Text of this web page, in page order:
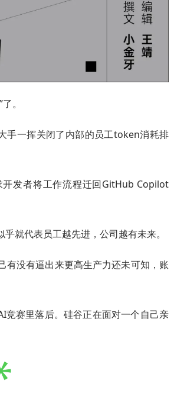
。
手一挥关闭了内部的员工token消耗排
发者将工作流程迁回GitHub Copilot
就代表员工越先进，公司越有未来。
有没有逼出来更高生产力还未可知，账
赛里落后。硅谷正在面对一个自己亲